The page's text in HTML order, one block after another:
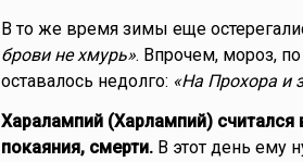
В то же время зимы еще
брови не хмурь». Впрочем, мороз,
оставалось недолго: «На Прохора и
Харалампий (Харлампий) считался
покаяния, смерти.В этот день ему